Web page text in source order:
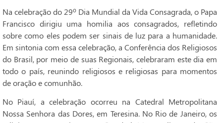
Na celebração do 29º Dia Mundial da Vida Consagrada, o Papa
Francisco dirigiu uma homilia aos consagrados, refletindo
sobre como eles podem ser sinais de luz para a humanidade.
Em sintonia com essa celebração, a Conferência dos Religiosos
do Brasil, por meio de suas Regionais, celebraram este dia em
todo o país, reunindo religiosos e religiosas para momentos
de oração e comunhão.
No Piauí, a celebração ocorreu na Catedral Metropolitana
Nossa Senhora das Dores, em Teresina. No Rio de Janeiro, os